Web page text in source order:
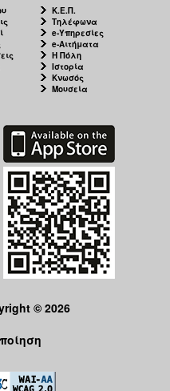
Κ.Ε.Π.
Τηλέφωνα
e-Υπηρεσίες
e-Αιτήματα
Η Πόλη
Ιστορία
Κνωσός
Μουσεία
© 2026